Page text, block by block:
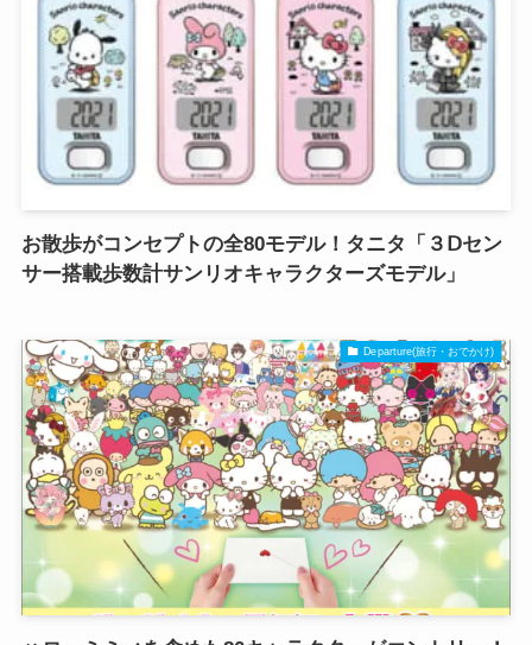
お散歩がコンセプトの全80モデル！タニタ「３Ⅾセン
サー搭載歩数計サンリオキャラクターズモデル」
Departure(旅行・おでかけ)